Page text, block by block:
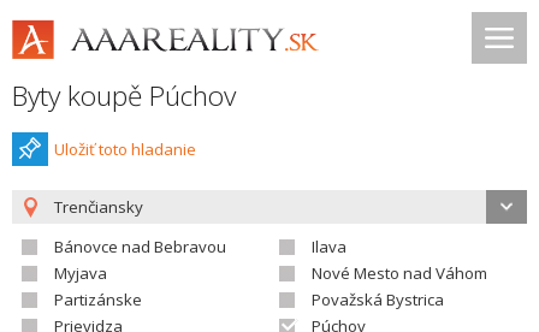
Byty koupě Púchov
Uložiť toto hladanie
Trenčiansky
Bánovce nad Bebravou
Ilava
Myjava
Nové Mesto nad Váhom
Partizánske
Považská Bystrica
Prievidza
Púchov